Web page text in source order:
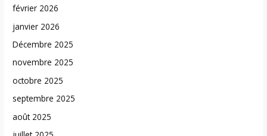
février 2026
janvier 2026
Décembre 2025
novembre 2025
octobre 2025
septembre 2025
août 2025